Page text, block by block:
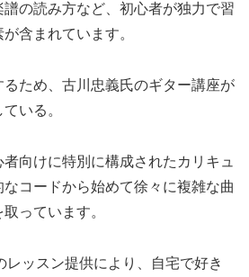
の読み方など、初心者が独力で習
含まれています。
ため、古川忠義氏のギター講座が
いる。
向けに特別に構成されたカリキュ
コードから始めて徐々に複雑な曲
っています。
レッスン提供により、自宅で好き